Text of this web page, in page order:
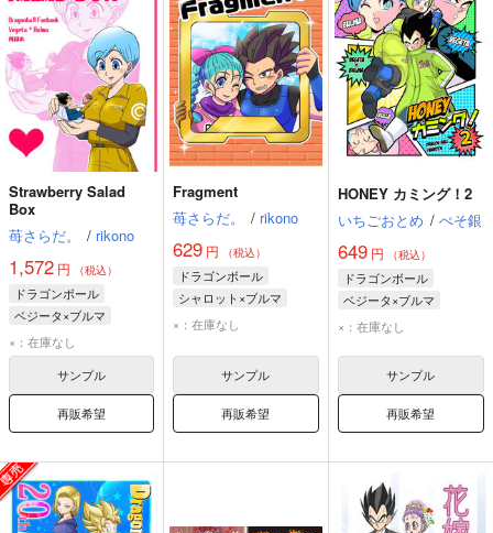
Strawberry Salad
Box
苺さらだ。
/ rikono
1,572 円 （税込）
ドラゴンボール
ベジータ×ブルマ
ベジータ
×：在庫なし
サンプル
再販希望
Fragment
苺さらだ。
/ rikono
629 円 （税込）
ドラゴンボール
シャロット×ブルマ
シャロット
×：在庫なし
サンプル
再販希望
HONEY カミング！2
いちごおとめ / ぺそ銀
649円 （税込）
ドラゴンボール
ベジータ×ブルマ
ベジータ
×：在庫なし
サンプル
再販希望